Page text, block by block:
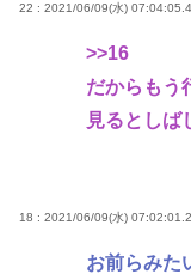
22 : 2021/06/09(水)
>>16
だからもう
見るとしば
18 : 2021/06/09(水)
お前らみた